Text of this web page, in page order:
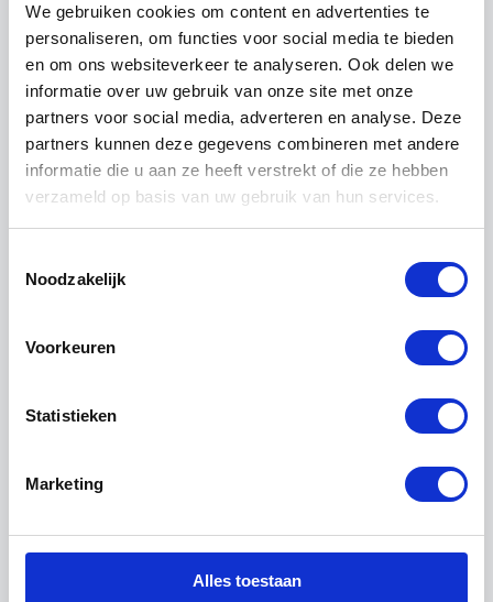
We gebruiken cookies om content en advertenties te
personaliseren, om functies voor social media te bieden
en om ons websiteverkeer te analyseren. Ook delen we
informatie over uw gebruik van onze site met onze
partners voor social media, adverteren en analyse. Deze
partners kunnen deze gegevens combineren met andere
informatie die u aan ze heeft verstrekt of die ze hebben
verzameld op basis van uw gebruik van hun services.
Noodzakelijk
Voorkeuren
Statistieken
Marketing
Alles toestaan
Stijlvolle kleuren en toepassingen
Dit type glas bestaat uit een combinatie van
helder glas en gekleurd glas, zoals brons of
grijs. Hierdoor ontstaat een subtiele tint die
zorgt voor meer sfeer en minder inkijk. Ideaal
voor toepassingen zoals een, glazen balustrade
of scheidingswand, waar zowel uitstraling als
Opbouw en sterkte
Gelaagd glas is opgebouwd uit twee glasplaten
met daartussen één of meerdere folielagen. Bij
twee lagen van 4 mm met daartussen twee
bij breuk niet versplintert, maar intact blijft aan
Maatwerk en afwerking
Het glas wordt volledig op maat gemaakt en is